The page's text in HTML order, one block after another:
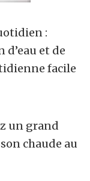
:
et de
facile
un grand
chaude au